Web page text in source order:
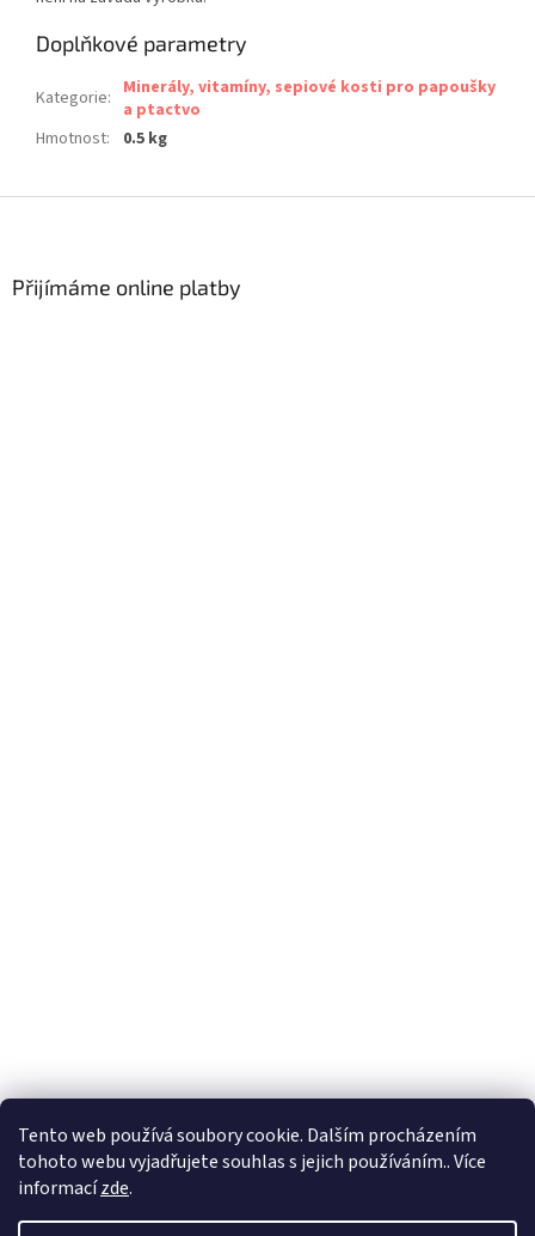
Tento web používá soubory cookie. Dalším procházením
tohoto webu vyjadřujete souhlas s jejich používáním.. Více
informacízde.
Doplňkové parametry
Kategorie: Minerály, vitamíny, sepiové kosti pro papoušky
a ptactvo
Hmotnost: 0.5 kg
Přijímáme online platby